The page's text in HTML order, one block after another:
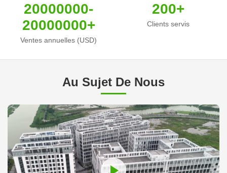
20000000-
20000000+
Ventes annuelles (USD)
200+
Clients servis
Au Sujet De Nous